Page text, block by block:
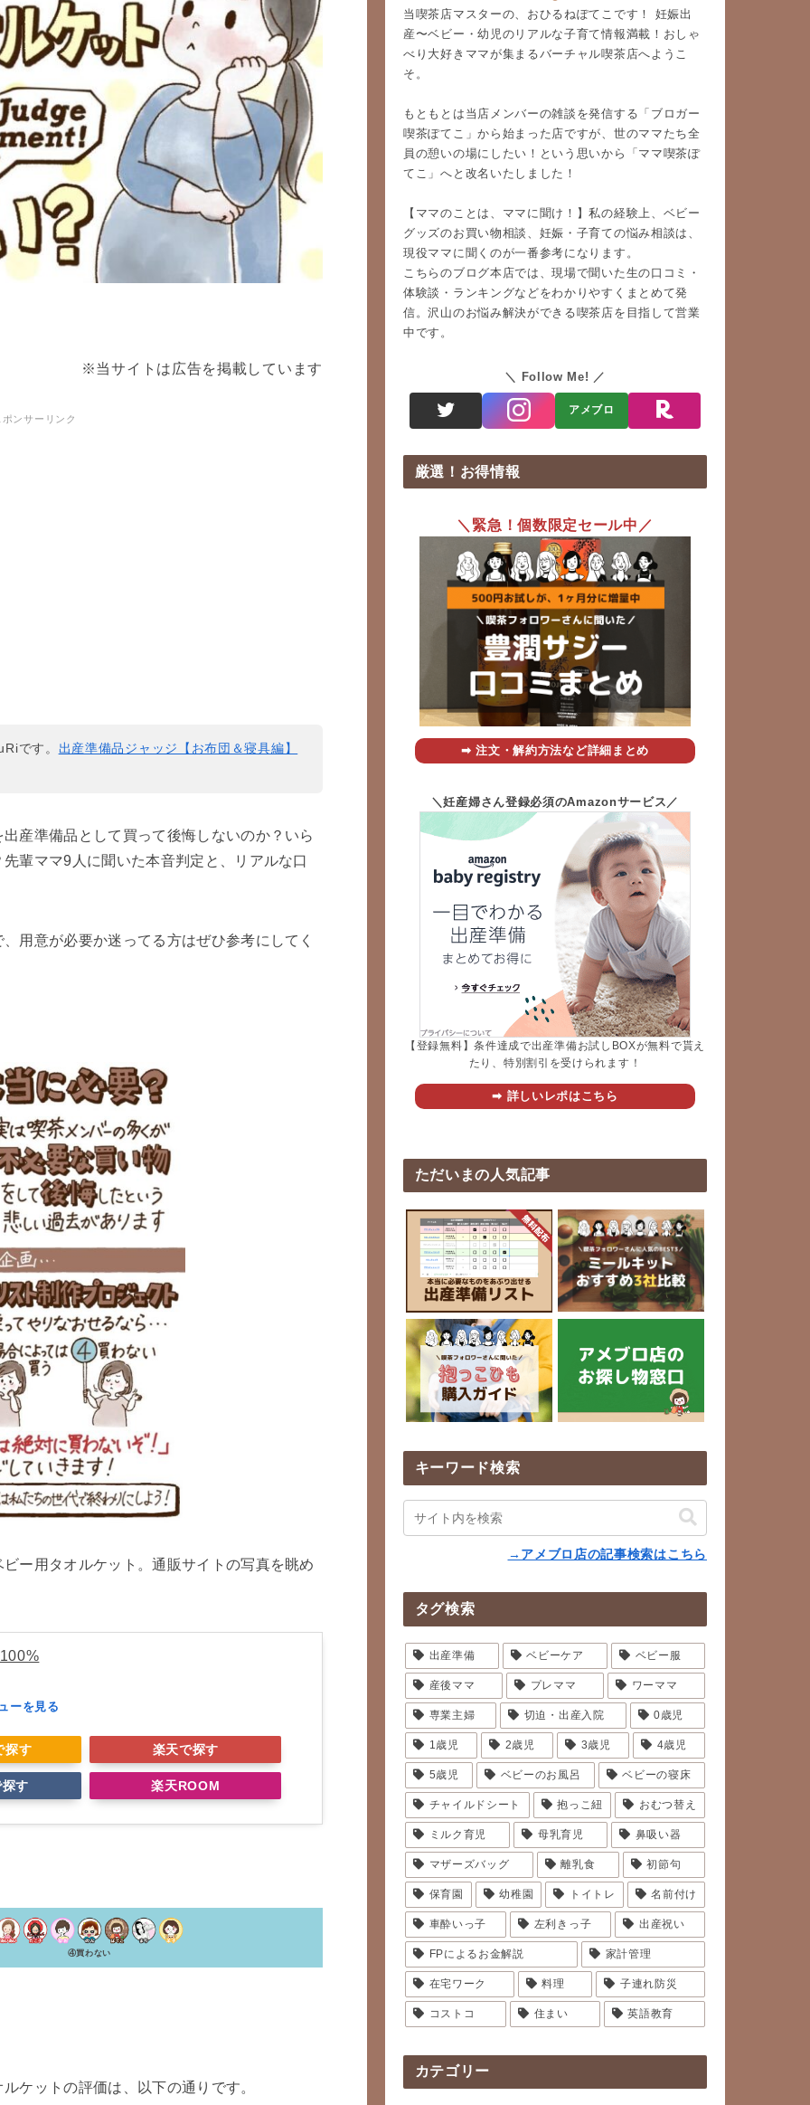
※当サイトは広告を掲載しています
ンサーリンク
です。 出産準備品ジャッジ【お布団＆寝具編】
産準備品として買って後悔しないのか？いら
輩ママ9人に聞いた本音判定と、リアルな口
用意が必要か迷ってる方はぜひ参考にしてく
ー用タオルケット。通販サイトの写真を眺め
ーを見る
探す 楽天で探す
す 楽天ROOM
④買わない
ケットの評価は、以下の通りです。
当喫茶店マスターの、おひるねぽてこです！ 妊娠出
産〜ベビー・幼児のリアルな子育て情報満載！おしゃ
べり大好きママが集まるバーチャル喫茶店へようこ
そ。
もともとは当店メンバーの雑談を発信する「ブロガー
喫茶ぽてこ」から始まった店ですが、世のママたち全
員の憩いの場にしたい！という思いから「ママ喫茶ぽ
てこ」へと改名いたしました！
【ママのことは、ママに聞け！】私の経験上、ベビー
グッズのお買い物相談、妊娠・子育ての悩み相談は、
現役ママに聞くのが一番参考になります。
こちらのブログ本店では、現場で聞いた生の口コミ・
体験談・ランキングなどをわかりやすくまとめて発
信。沢山のお悩み解決ができる喫茶店を目指して営業
中です。
Follow Me!
アメブロ
厳選！お得情報
＼緊急！個数限定セール中／
➡︎ 注文・解約方法など詳細まとめ
＼妊産婦さん登録必須のAmazonサービス／
【登録無料】条件達成で出産準備お試しBOXが無料で貰え
たり、特別割引を受けられます！
➡︎ 詳しいレポはこちら
ただいまの人気記事
キーワード検索
→アメブロ店の記事検索はこちら
タグ検索
出産準備 ベビーケア ベビー服
産後ママ プレママ ワーママ
専業主婦 切迫・出産入院 0歳児
1歳児 2歳児 3歳児 4歳児
5歳児 ベビーのお風呂 ベビーの寝床
チャイルドシート 抱っこ紐 おむつ替え
ミルク育児 母乳育児 鼻吸い器
マザーズバッグ 離乳食 初節句
保育園 幼稚園 トイトレ 名前付け
車酔いっ子 左利きっ子 出産祝い
FPによるお金解説 家計管理
在宅ワーク 料理 子連れ防災
コストコ 住まい 英語教育
カテゴリー